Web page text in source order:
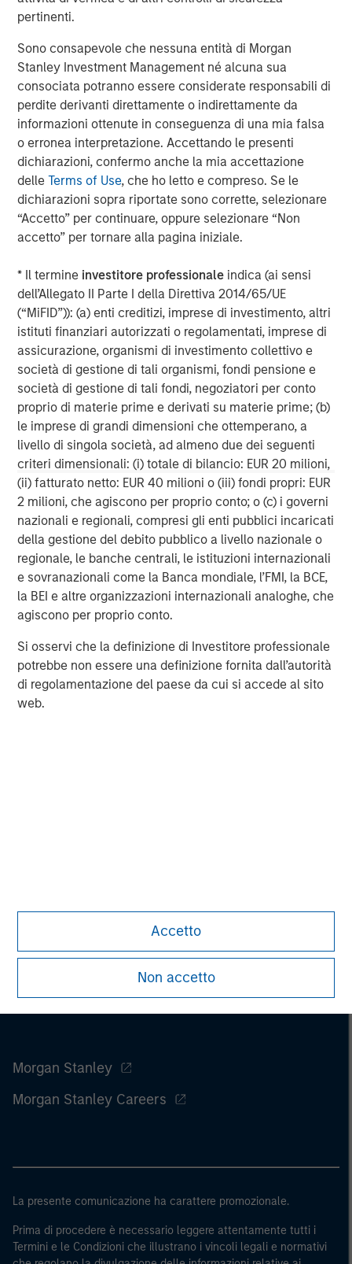
pertinenti.
Sono consapevole che nessuna entità di Morgan
Stanley Investment Management né alcuna sua
consociata potranno essere considerate responsabili di
perdite derivanti direttamente o indirettamente da
informazioni ottenute in conseguenza di una mia falsa
o erronea interpretazione. Accettando le presenti
dichiarazioni, confermo anche la mia accettazione
delleTerms of Use, che ho letto e compreso. Se le
dichiarazioni sopra riportate sono corrette, selezionare
“Accetto” per continuare, oppure selezionare “Non
accetto” per tornare alla pagina iniziale.
* Il termine investitore professionale indica (ai sensi
dell’Allegato II Parte I della Direttiva 2014/65/UE
(“MiFID”)): (a) enti creditizi, imprese di investimento, altri
istituti finanziari autorizzati o regolamentati, imprese di
assicurazione, organismi di investimento collettivo e
società di gestione di tali organismi, fondi pensione e
società di gestione di tali fondi, negoziatori per conto
proprio di materie prime e derivati su materie prime; (b)
le imprese di grandi dimensioni che ottemperano, a
livello di singola società, ad almeno due dei seguenti
criteri dimensionali: (i) totale di bilancio: EUR 20 milioni,
(ii) fatturato netto: EUR 40 milioni o (iii) fondi propri: EUR
2 milioni, che agiscono per proprio conto; o (c) i governi
nazionali e regionali, compresi gli enti pubblici incaricati
della gestione del debito pubblico a livello nazionale o
regionale, le banche centrali, le istituzioni internazionali
e sovranazionali come la Banca mondiale, l’FMI, la BCE,
la BEI e altre organizzazioni internazionali analoghe, che
agiscono per proprio conto.
Si osservi che la definizione di Investitore professionale
potrebbe non essere una definizione fornita dall’autorità
di regolamentazione del paese da cui si accede al sito
web.
Accetto
Non accetto
this transaction.
About Morgan Stanley Private Equity
Morgan Stanley Private Equity, part of Morgan Stanley
Investment Management’s Merchant Banking Division,
makes private equity and equity-related investments on a
global basis. Morgan Stanley Private Equity utilizes
Morgan Stanley’s vast resources, including the Firm’s
global franchise and relationships with leading
corporates, management teams and financial sponsors,
to source attractive opportunities for its investment
date back to 1985 with the Morgan Stanley Capital
Partners private equity funds. To date, Morgan Stanley
Private Equity and its predecessor funds have invested
nearly $6.5 billion of equity across a broad spectrum of
industries. For further information about Morgan Stanley
Private Equity, please
visitwww.morganstanley.com/im/capitalpartners.
About Morgan Stanley
Morgan Stanley (NYSE: MS) is a leading global financial
services firm providing a wide range of investment
banking, securities, investment management and wealth
management services. The Firm's employees serve
clients worldwide including corporations, governments,
institutions and individuals from more than 600 offices in
32 countries. For further information about Morgan
Stanley, please visitwww.morganstanley.com
Morgan Stanley Capital Partners
Morgan Stanley Capital Partners manages a middle-
market private equity platform with a strong focus on
Morgan Stanley
Morgan Stanley Careers
La presente comunicazione ha carattere promozionale.
Prima di procedere è necessario leggere attentamente tutti i
Termini e le Condizioni che illustrano i vincoli legali e normativi